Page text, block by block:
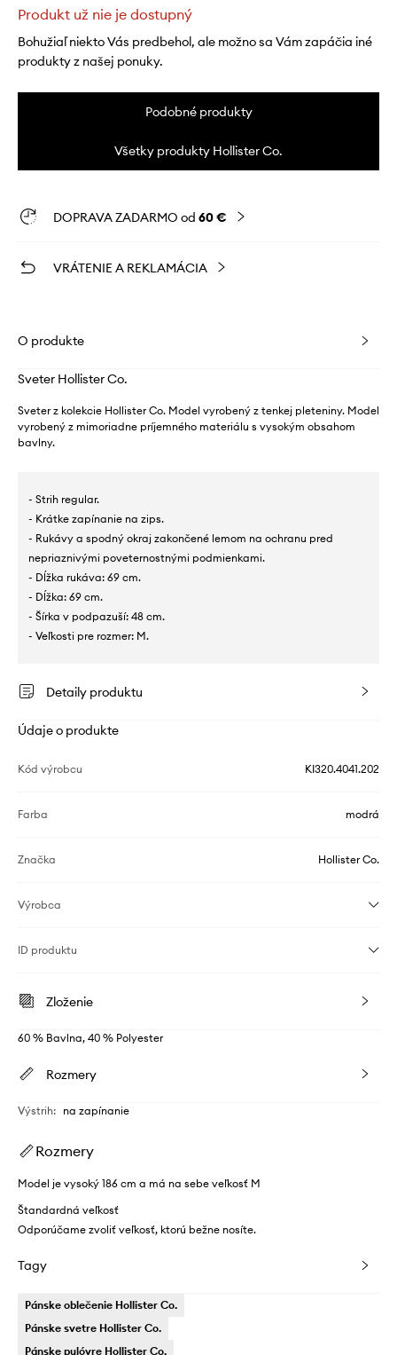
Produkt už nie je dostupný
Bohužiaľ niekto Vás predbehol, ale možno sa Vám zapáčia iné
produkty z našej ponuky.
Podobné produkty
Všetky produkty Hollister Co.
DOPRAVA ZADARMO od 60 €
VRÁTENIE A REKLAMÁCIA
O produkte
Sveter Hollister Co.
Sveter z kolekcie Hollister Co. Model vyrobený z tenkej pleteniny. Model
vyrobený z mimoriadne príjemného materiálu s vysokým obsahom
bavlny.
- Strih regular.
- Krátke zapínanie na zips.
- Rukávy a spodný okraj zakončené lemom na ochranu pred
nepriaznivými poveternostnými podmienkami.
- Dĺžka rukáva: 69 cm.
- Dĺžka: 69 cm.
- Šírka v podpazuší: 48 cm.
- Veľkosti pre rozmer: M.
Detaily produktu
Údaje o produkte
Kód výrobcu KI320.4041.202
Farba modrá
Značka Hollister Co.
Výrobca
ID produktu
Zloženie
60 % Bavlna, 40 % Polyester
Rozmery
Výstrih: na zapínanie
Rozmery
Model je vysoký 186 cm a má na sebe veľkosť M
Štandardná veľkosť
Odporúčame zvoliť veľkosť, ktorú bežne nosíte.
Tagy
Pánske oblečenie Hollister Co.
Pánske svetre Hollister Co.
Pánske pulóvre Hollister Co.